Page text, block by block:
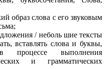
образ слова с его звуковым
/ неболь шие тексты
вставлять слова и буквы,
выполнения
и грамматических